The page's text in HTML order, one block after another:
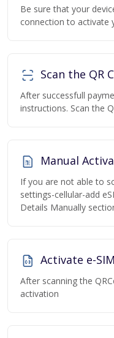
Be sure that your
connection to activate
Scan the QR
After successfull
instructions. Scan the
Manual
If you are not able to
settings-cellular-add
Details Manually
Activate e-SIM
After scanning the
activation